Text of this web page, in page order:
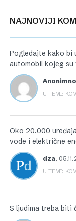
NAJNOVIJI
Pogledajte kako bi
automobil kojeg su
Anonimno
U TEMI:
Oko 20.000
vode i električne
dza,
U TEMI:
S ljudima treba biti